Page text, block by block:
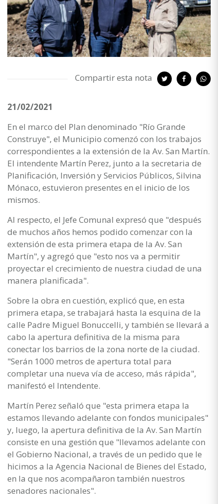
Compartir esta nota
21/02/2021
En el marco del Plan denominado "Río Grande
Construye", el Municipio comenzó con los trabajos
correspondientes a la extensión de la Av. San Martín.
El intendente Martín Perez, junto a la secretaria de
Planificación, Inversión y Servicios Públicos, Silvina
Mónaco, estuvieron presentes en el inicio de los
mismos.
Al respecto, el Jefe Comunal expresó que "después
de muchos años hemos podido comenzar con la
extensión de esta primera etapa de la Av. San
Martín", y agregó que "esto nos va a permitir
proyectar el crecimiento de nuestra ciudad de una
manera planificada".
Sobre la obra en cuestión, explicó que, en esta
primera etapa, se trabajará hasta la esquina de la
calle Padre Miguel Bonuccelli, y también se llevará a
cabo la apertura definitiva de la misma para
conectar los barrios de la zona norte de la ciudad.
"Serán 1000 metros de apertura total para
completar una nueva vía de acceso, más rápida",
manifestó el Intendente.
Martín Perez señaló que "esta primera etapa la
estamos llevando adelante con fondos municipales"
y, luego, la apertura definitiva de la Av. San Martín
consiste en una gestión que "llevamos adelante con
el Gobierno Nacional, a través de un pedido que le
hicimos a la Agencia Nacional de Bienes del Estado,
en la que nos acompañaron también nuestros
senadores nacionales".